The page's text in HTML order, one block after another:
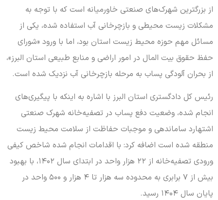
از بزرگترین شهرک‌های صنعتی خاورمیانه است که با توجه به
مشکلات زیست محیطی و بازچرخانی آب استفاده شده، یکی از
مسائل مهم حوزه محیط زیست استان بود، اما با ورود «شورای
حفظ حقوق بیت المال در امور اراضی و منابع طبیعی استان البرز»،
از بحران آلودگی پساب به مرحله بازچرخانی آب نزدیک شده است.
رئیس کل دادگستری استان البرز با اشاره به اینکه با پیگیری‌های
انجام شده، وضعیت دفع پساب در تصفیه‌خانه شهرک صنعتی
اشتهارد ساماندهی و موجبات حفاظت از سلامت محیط زیست
منطقه شده است اضافه کرد: با اقدامات انجام شده شاخص کیفی
ورودی تصفیه‌خانه از ۲۲ هزار واحد در ابتدای سال ۱۴۰۲، با بهبود
بیش از ۷ برابری به محدوده سه هزار تا ۴ هزار و ۵۰۰ واحد در
پایان سال ۱۴۰۴ رسید.